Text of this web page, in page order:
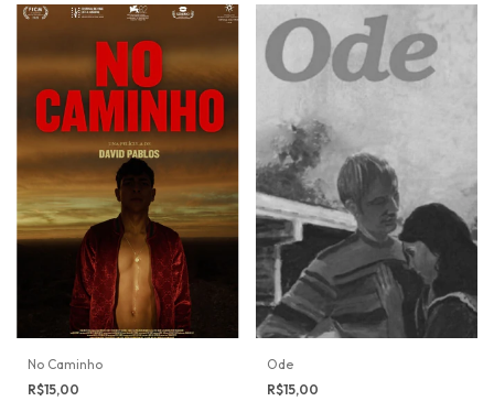
No Caminho
R$15,00
Ode
R$15,00